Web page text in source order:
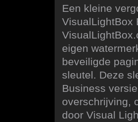
Een kleine
VisualLightBox
eigen
beveiligde
sleutel. Deze
Business
overschrijving,
door Visual